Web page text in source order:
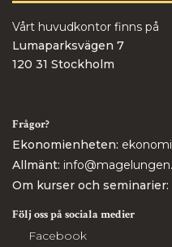
Vårt huvudkontor finns på
Lumaparksvägen 7
120 31 Stockholm
Frågor?
Ekonomienheten:
Allmänt:
Om kurser och seminarier:
Följ oss på sociala medier
Facebook